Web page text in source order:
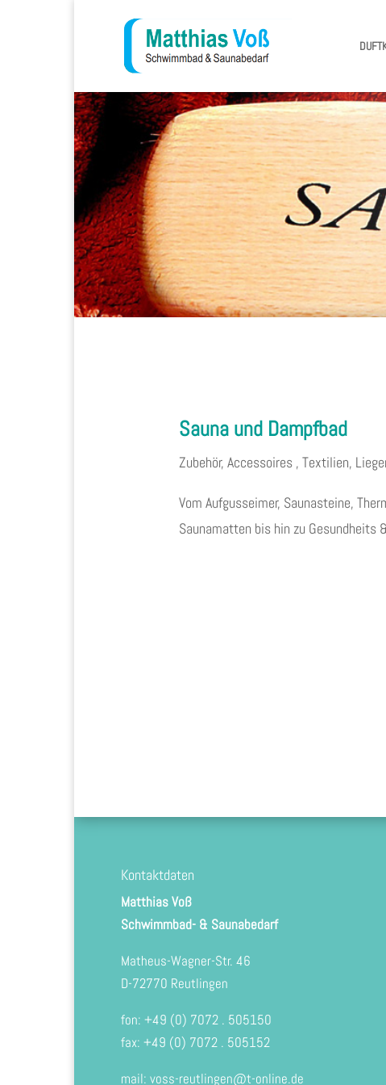
Sauna und Dampfbad
Zubehör, Accessoires , Textilien,
Vom Aufgusseimer, Saunasteine,
Saunamatten bis hin zu Gesundheits
Kontaktdaten
Matthias Voß
Schwimmbad- & Saunabedarf
Matheus-Wagner-Str. 46
D-72770 Reutlingen
fon: +49 (0) 7072 . 505150
fax: +49 (0) 7072 . 505152
mail: voss-reutlingen@t-online.de